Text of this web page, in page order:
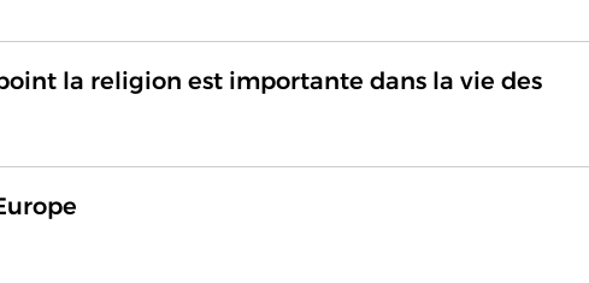
la religion est importante dans la vie des